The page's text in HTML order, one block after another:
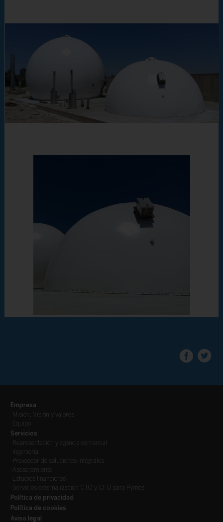
Empresa
Misión, Visión y valores
Equipo
Servicios
Representación y agencia comercial
Ingeniería
Proveedor de soluciones integrales
Asesoramiento
Estudios financieros
Servicios externalización CTO y CFO para Pymes
Política de privacidad
Política de cookies
Aviso legal